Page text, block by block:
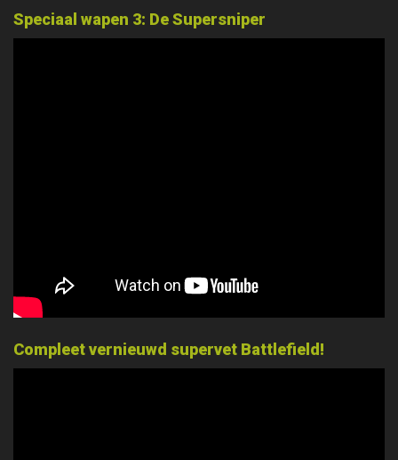
Speciaal wapen 3: De Supersniper
Compleet vernieuwd supervet Battlefield!